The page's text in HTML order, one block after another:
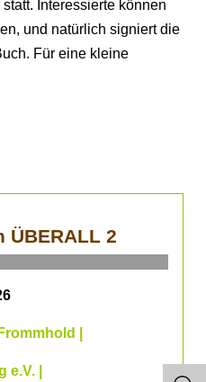
Interessierte können
und natürlich signiert die
Für eine kleine
ÜBERALL 2
|
|